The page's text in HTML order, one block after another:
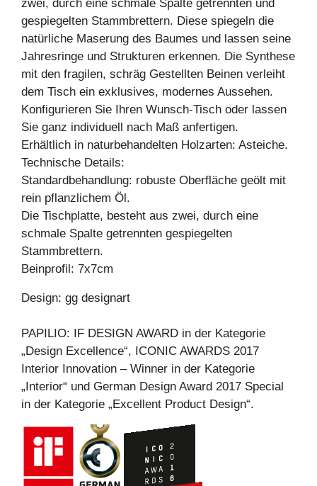
zwei, durch eine schmale Spalte getrennten und
gespiegelten Stammbrettern. Diese spiegeln die
natürliche Maserung des Baumes und lassen seine
Jahresringe und Strukturen erkennen. Die Synthese
mit den fragilen, schräg Gestellten Beinen verleiht
dem Tisch ein exklusives, modernes Aussehen.
Konfigurieren Sie Ihren Wunsch-Tisch oder lassen
Sie ganz individuell nach Maß anfertigen.
Erhältlich in naturbehandelten Holzarten: Asteiche.
Technische Details:
Standardbehandlung: robuste Oberfläche geölt mit
rein pflanzlichem Öl.
Die Tischplatte, besteht aus zwei, durch eine
schmale Spalte getrennten gespiegelten
Stammbrettern.
Beinprofil: 7x7cm
Design: gg designart
PAPILIO: IF DESIGN AWARD in der Kategorie
„Design Excellence“, ICONIC AWARDS 2017
Interior Innovation – Winner in der Kategorie
„Interior“ und German Design Award 2017 Special
in der Kategorie „Excellent Product Design“.